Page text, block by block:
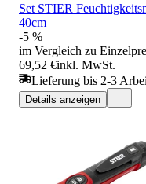
Set STIER
40cm
-5 %
im Vergleich zu
69,52 €inkl. MwSt.
Lieferung bis 2-3
Details anzeigen